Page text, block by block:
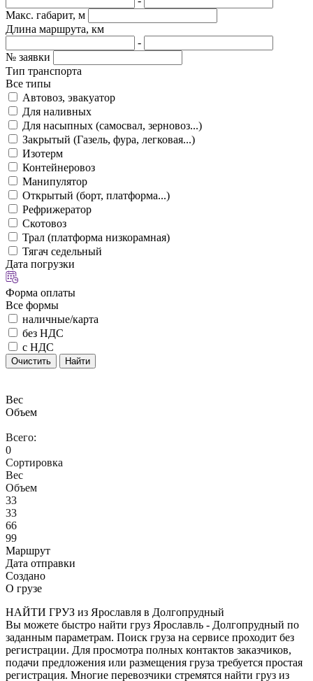
Макс. габарит, м
Длина маршрута, км
-
№ заявки
Тип транспорта
Все типы
Автовоз, эвакуатор
Для наливных
Для насыпных (самосвал, зерновоз...)
Закрытый (Газель, фура, легковая...)
Изотерм
Контейнеровоз
Манипулятор
Открытый (борт, платформа...)
Рефрижератор
Скотовоз
Трал (платформа низкорамная)
Тягач седельный
Дата погрузки
Форма оплаты
Все формы
наличные/карта
без НДС
с НДС
Очистить Найти
Вес
Объем
Всего:
0
Сортировка
Вес
Объем
33
33
66
99
Маршрут
Дата отправки
Создано
О грузе
НАЙТИ ГРУЗ из Ярославля в Долгопрудный
Вы можете быстро найти груз Ярославль - Долгопрудный по
заданным параметрам. Поиск груза на сервисе проходит без
регистрации. Для просмотра полных контактов заказчиков,
подачи предложения или размещения груза требуется простая
регистрация. Многие перевозчики стремятся найти груз из